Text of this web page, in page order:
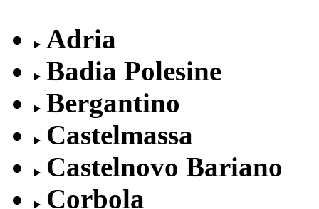
Adria
Badia Polesine
Bergantino
Castelmassa
Castelnovo Bariano
Corbola